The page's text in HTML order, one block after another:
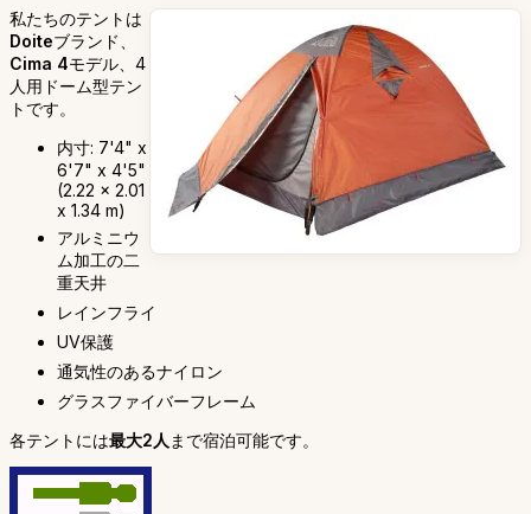
私たちのテントは
Doiteブランド、
Cima 4モデル、4
人用ドーム型テン
トです。
内寸: 7'4" x
6'7" x 4'5"
(2.22 x 2.01
x 1.34 m)
アルミニウ
ム加工の二
重天井
レインフライ
UV保護
通気性のあるナイロン
グラスファイバーフレーム
各テントには最大2人 まで宿泊可能です。